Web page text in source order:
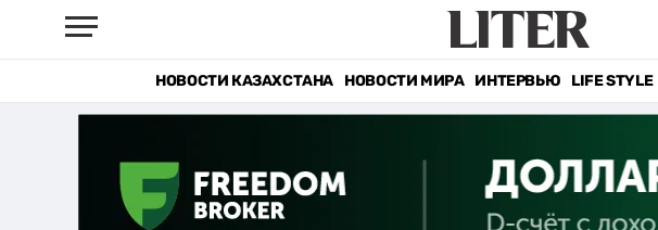
НОВОСТИ КАЗАХСТАНА НОВОСТИ МИРА ИНТЕРВЬЮ LIFE STYLE